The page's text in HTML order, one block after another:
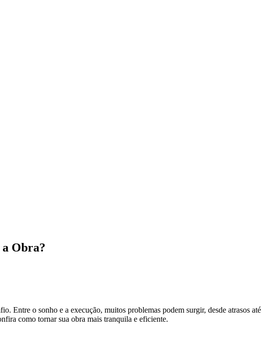
Obra?
Entre o sonho e a execução, muitos problemas podem surgir, desde atrasos
como tornar sua obra mais tranquila e eficiente.